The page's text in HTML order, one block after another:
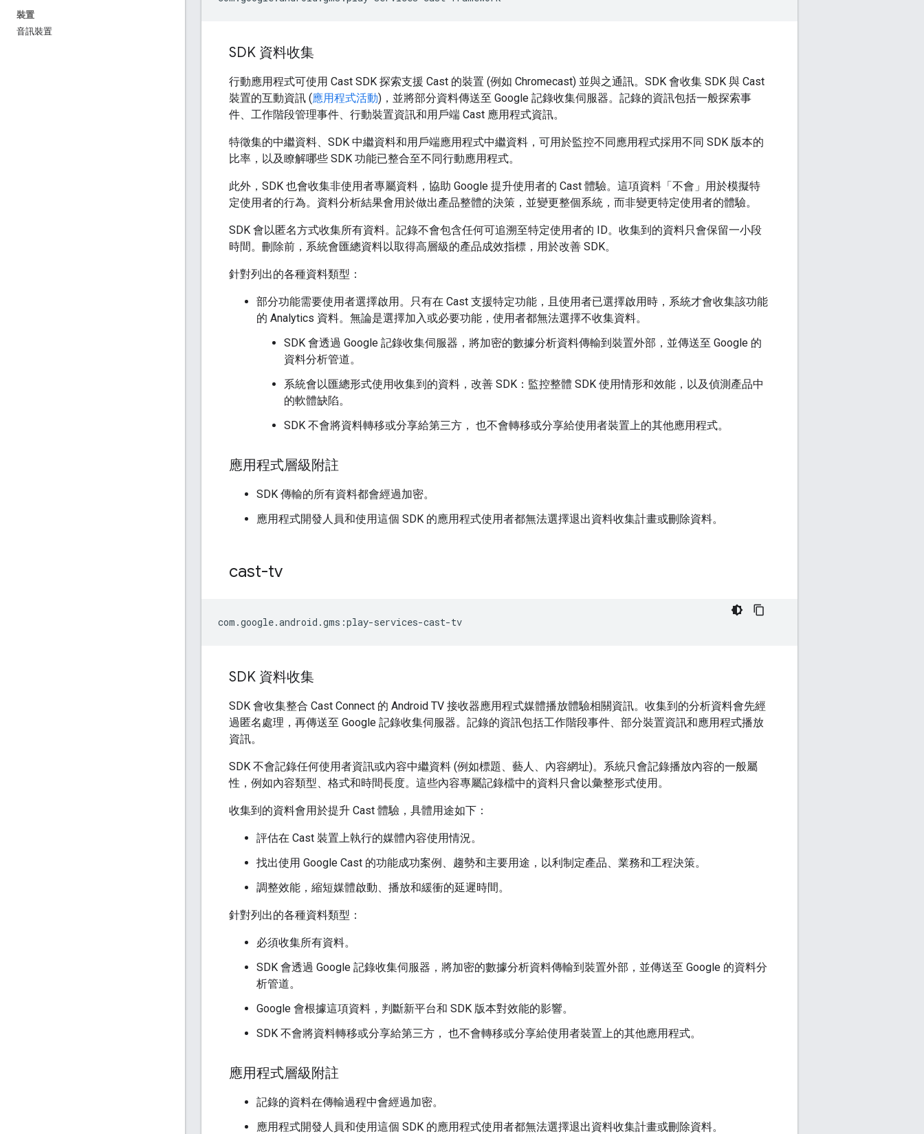
裝置
音訊裝置
SDK 資料收集
行動應用程式可使用 Cast SDK 探索支援 Cast 的裝置 (例如 Chromecast) 並與之通訊。SDK 會收集 SDK 與 Cast
裝置的互動資訊 (應用程式活動)，並將部分資料傳送至 Google 記錄收集伺服器。記錄的資訊包括一般探索事
件、工作階段管理事件、行動裝置資訊和用戶端 Cast 應用程式資訊。
特徵集的中繼資料、SDK 中繼資料和用戶端應用程式中繼資料，可用於監控不同應用程式採用不同 SDK 版本的
比率，以及瞭解哪些 SDK 功能已整合至不同行動應用程式。
此外，SDK 也會收集非使用者專屬資料，協助 Google 提升使用者的 Cast 體驗。這項資料「不會」用於模擬特
定使用者的行為。資料分析結果會用於做出產品整體的決策，並變更整個系統，而非變更特定使用者的體驗。
SDK 會以匿名方式收集所有資料。記錄不會包含任何可追溯至特定使用者的 ID。收集到的資料只會保留一小段
時間。刪除前，系統會匯總資料以取得高層級的產品成效指標，用於改善 SDK。
針對列出的各種資料類型：
部分功能需要使用者選擇啟用。只有在 Cast 支援特定功能，且使用者已選擇啟用時，系統才會收集該功能
的 Analytics 資料。無論是選擇加入或必要功能，使用者都無法選擇不收集資料。
SDK 會透過 Google 記錄收集伺服器，將加密的數據分析資料傳輸到裝置外部，並傳送至 Google 的
資料分析管道。
系統會以匯總形式使用收集到的資料，改善 SDK：監控整體 SDK 使用情形和效能，以及偵測產品中
的軟體缺陷。
SDK 不會將資料轉移或分享給第三方， 也不會轉移或分享給使用者裝置上的其他應用程式。
應用程式層級附註
SDK 傳輸的所有資料都會經過加密。
應用程式開發人員和使用這個 SDK 的應用程式使用者都無法選擇退出資料收集計畫或刪除資料。
cast-tv
SDK 資料收集
SDK 會收集整合 Cast Connect 的 Android TV 接收器應用程式媒體播放體驗相關資訊。收集到的分析資料會先經
過匿名處理，再傳送至 Google 記錄收集伺服器。記錄的資訊包括工作階段事件、部分裝置資訊和應用程式播放
資訊。
SDK 不會記錄任何使用者資訊或內容中繼資料 (例如標題、藝人、內容網址)。系統只會記錄播放內容的一般屬
性，例如內容類型、格式和時間長度。這些內容專屬記錄檔中的資料只會以彙整形式使用。
收集到的資料會用於提升 Cast 體驗，具體用途如下：
評估在 Cast 裝置上執行的媒體內容使用情況。
找出使用 Google Cast 的功能成功案例、趨勢和主要用途，以利制定產品、業務和工程決策。
調整效能，縮短媒體啟動、播放和緩衝的延遲時間。
針對列出的各種資料類型：
必須收集所有資料。
SDK 會透過 Google 記錄收集伺服器，將加密的數據分析資料傳輸到裝置外部，並傳送至 Google 的資料分
析管道。
Google 會根據這項資料，判斷新平台和 SDK 版本對效能的影響。
SDK 不會將資料轉移或分享給第三方， 也不會轉移或分享給使用者裝置上的其他應用程式。
應用程式層級附註
記錄的資料在傳輸過程中會經過加密。
應用程式開發人員和使用這個 SDK 的應用程式使用者都無法選擇退出資料收集計畫或刪除資料。